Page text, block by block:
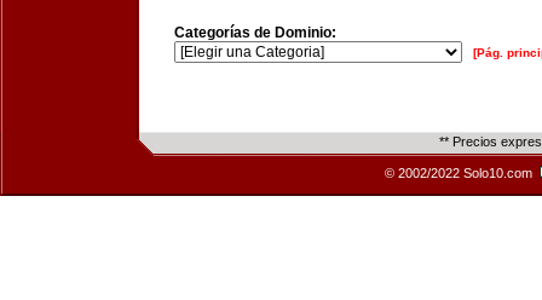
Categorías de Dominio:
[Pág.
** Precios
© 2002/2022 Solo10.com